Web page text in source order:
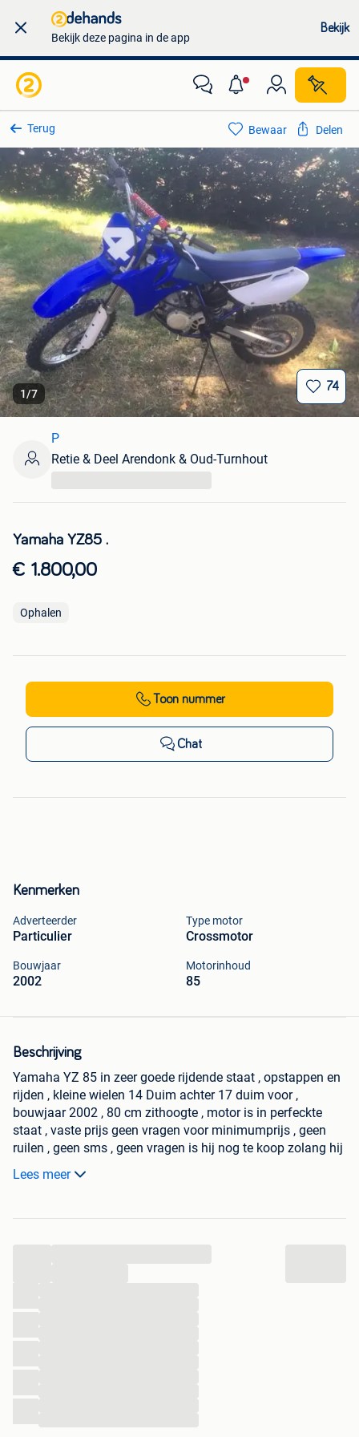
Bekijk deze pagina in de app
Bekijk
Terug
1/7
74
Kenmerken
Adverteerder
Particulier
Type motor
Crossmotor
Bouwjaar
2002
Motorinhoud
85
Beschrijving
Yamaha YZ 85 in zeer goede rijdende staat , opstappen en
rijden , kleine wielen 14 Duim achter 17 duim voor ,
bouwjaar 2002 , 80 cm zithoogte , motor is in perfeckte
staat , vaste prijs geen vragen voor minimumprijs , geen
ruilen , geen sms , geen vragen is hij nog te koop zolang hij
op de site staat is hij er nog , bij intresse bellen . Cross ,
Enduro , Trial .
Lees meer
Bewaar Delen
Yamaha YZ85 .
€ 1.800,00
Ophalen
P
Retie & Deel Arendonk & Oud-Turnhout
Toon nummer
Chat